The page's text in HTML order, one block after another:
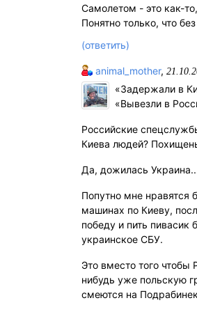
Самолетом - это как-
Понятно только, что
(ответить)
animal_mother,
«Задержали в
«Вывезли в
Российские
Киева людей?
Да, дожилась
Попутно мне нравятся
машинах по Киеву,
победу и пить пивасик
украинское СБУ.
Это вместо того чтобы
нибудь уже польскую
смеются на